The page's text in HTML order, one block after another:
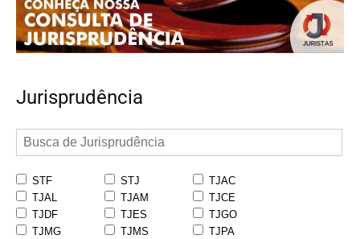
Jurisprudência
STF STJ
TJAC
TJAL
TJAM
TJCE
TJDF
TJES
TJGO
TJMG
TJMS
TJPA